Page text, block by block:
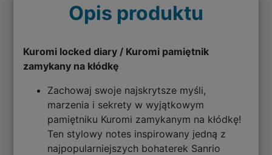
Opis produktu
Kuromi locked diary / Kuromi pamiętnik
zamykany na kłódkę
Zachowaj swoje najskrytsze myśli,
marzenia i sekrety w wyjątkowym
pamiętniku Kuromi zamykanym na kłódkę!
Ten stylowy notes inspirowany jedną z
najpopularniejszych bohaterek Sanrio